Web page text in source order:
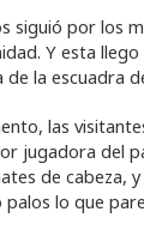
siguió por los
Y esta
la escuadra
las
jugadora del
de cabeza,
lo que